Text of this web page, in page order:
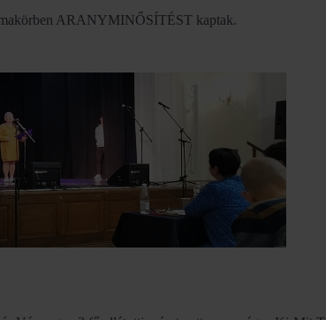
ARANYMINŐSÍTÉST kaptak.